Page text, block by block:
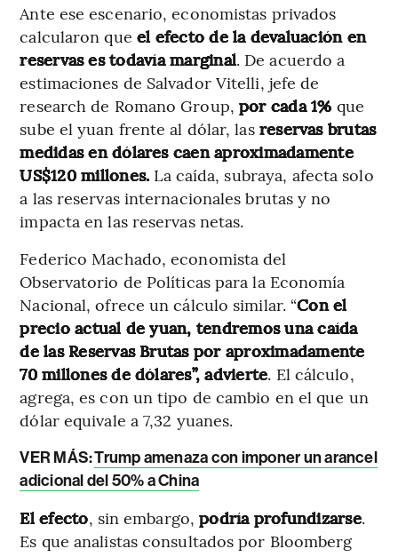
Ante ese escenario, economistas privados
calcularon que el efecto de la devaluación en
reservas es todavía marginal. De acuerdo a
estimaciones de Salvador Vitelli, jefe de
research de Romano Group, por cada 1% que
sube el yuan frente al dólar, las reservas brutas
medidas en dólares caen aproximadamente
US$120 millones. La caída, subraya, afecta solo
a las reservas internacionales brutas y no
impacta en las reservas netas.
Federico Machado, economista del
Observatorio de Políticas para la Economía
Nacional, ofrece un cálculo similar. “Con el
precio actual de yuan, tendremos una caída
de las Reservas Brutas por aproximadamente
70 millones de dólares”, advierte. El cálculo,
agrega, es con un tipo de cambio en el que un
dólar equivale a 7,32 yuanes.
VER MÁS:Trump amenaza con imponer un arancel
adicional del 50% a China
El efecto, sin embargo,podría profundizarse.
Es que analistas consultados por Bloomberg